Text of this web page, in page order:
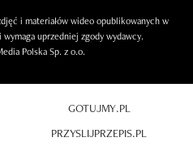
i materiałów wideo opublikowanych w
uprzedniej zgody wydawcy.
Polska Sp. z o.o.
GOTUJMY.PL
PRZYSLIJPRZEPIS.PL